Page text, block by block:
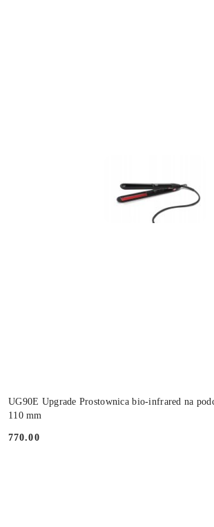
UG90E Upgrade Prostownica bio-infrared na
110 mm
Cena:
770.00